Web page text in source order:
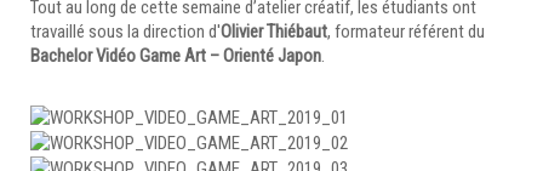
Tout au long de cette semaine d’atelier créatif, les étudiants ont
travaillé sous la direction d'Olivier Thiébaut, formateur référent du
Bachelor Vidéo Game Art – Orienté Japon.